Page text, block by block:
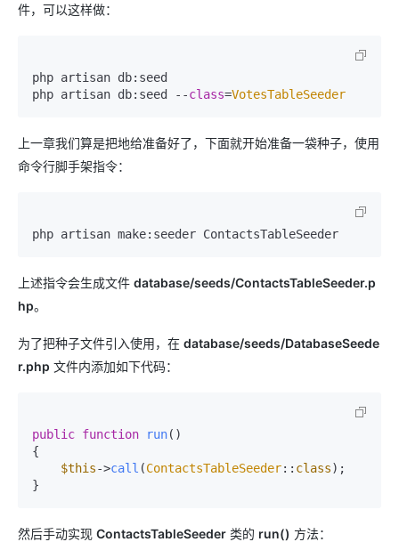
件，可以这样做：
php artisan db:seed
php artisan db:seed --class=VotesTableSeeder
上一章我们算是把地给准备好了，下面就开始准备一袋种子，使用
命令行脚手架指令：
php artisan make:seeder ContactsTableSeeder
上述指令会生成文件 database/seeds/ContactsTableSeeder.p
hp。
为了把种子文件引入使用，在 database/seeds/DatabaseSeede
r.php 文件内添加如下代码：
public function run(
{
$this->call (ContactsTableSeeder:: class);
}
然后手动实现 ContactsTableSeeder 类的 run() 方法：